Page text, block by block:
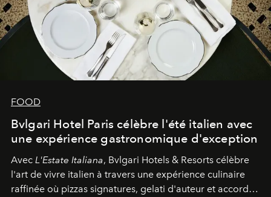
FOOD
Bvlgari Hotel Paris célèbre l'été italien avec
une expérience gastronomique d'exception
Avec L'Estate Italiana, Bvlgari Hotels & Resorts célèbre
l'art de vivre italien à travers une expérience culinaire
raffinée où pizzas signatures, gelati d'auteur et accords